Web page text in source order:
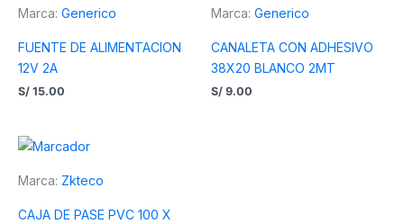
Marca: Generico
FUENTE DE ALIMENTACION
12V 2A
S/ 15.00
Marca: Generico
CANALETA CON ADHESIVO
38X20 BLANCO 2MT
S/ 9.00
Marca: Zkteco
CAJA DE PASE PVC 100 X